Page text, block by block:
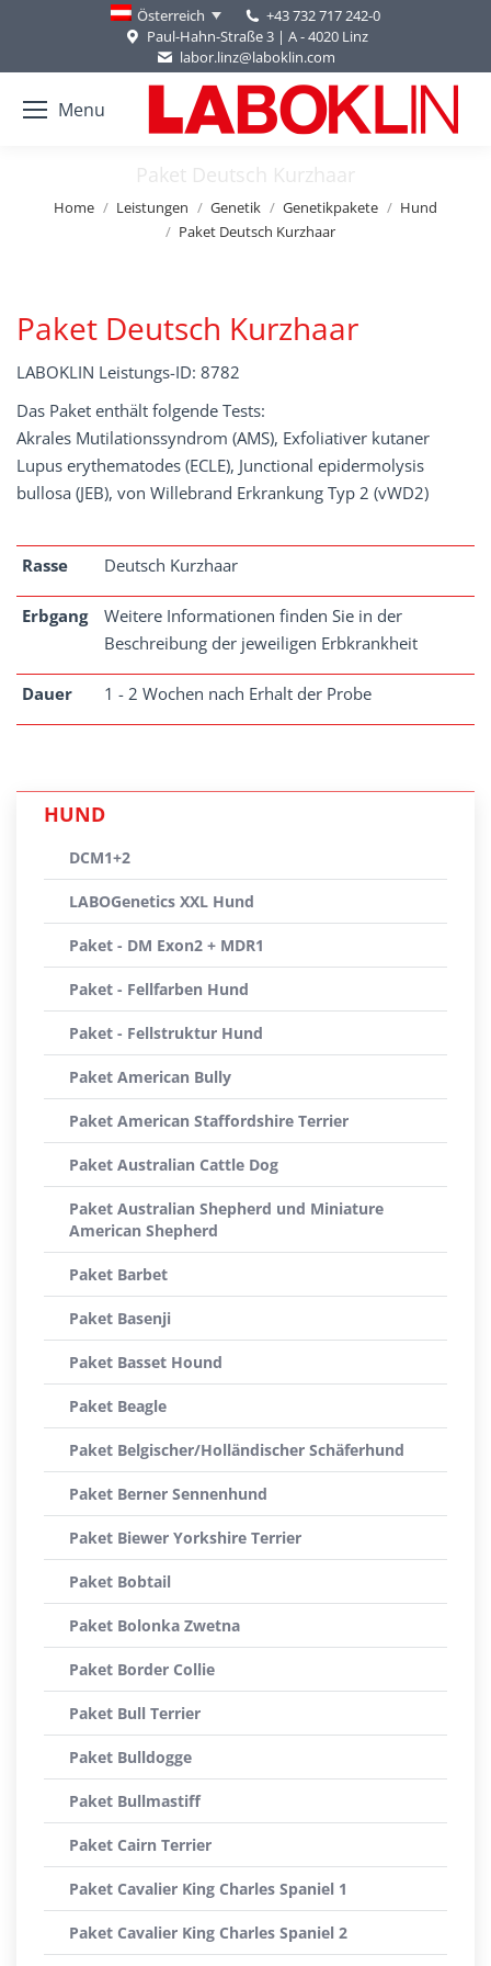
Österreich
+43 732 717 242-0
Paul-Hahn-Straße 3 | A - 4020 Linz
labor.linz@laboklin.com
Menu
Paket Deutsch Kurzhaar
You are here:
Home Leistungen Genetik Genetikpakete
Hund
Paket Deutsch Kurzhaar
Paket Deutsch Kurzhaar
LABOKLIN Leistungs-ID: 8782
Das Paket enthält folgende Tests:
Akrales Mutilationssyndrom (AMS), Exfoliativer kutaner
Lupus erythematodes (ECLE), Junctional epidermolysis
bullosa (JEB), von Willebrand Erkrankung Typ 2 (vWD2)
Rasse Deutsch Kurzhaar
Erbgang
Weitere Informationen finden Sie in der
Beschreibung der jeweiligen Erbkrankheit
Dauer 1 - 2 Wochen nach Erhalt der Probe
HUND
DCM1+2
LABOGenetics XXL Hund
Paket - DM Exon2 + MDR1
Paket - Fellfarben Hund
Paket - Fellstruktur Hund
Paket American Bully
Paket American Staffordshire Terrier
Paket Australian Cattle Dog
Paket Australian Shepherd und Miniature
American Shepherd
Paket Barbet
Paket Basenji
Paket Basset Hound
Paket Beagle
Paket Belgischer/Holländischer Schäferhund
Paket Berner Sennenhund
Paket Biewer Yorkshire Terrier
Paket Bobtail
Paket Bolonka Zwetna
Paket Border Collie
Paket Bull Terrier
Paket Bulldogge
Paket Bullmastiff
Paket Cairn Terrier
Paket Cavalier King Charles Spaniel 1
Paket Cavalier King Charles Spaniel 2